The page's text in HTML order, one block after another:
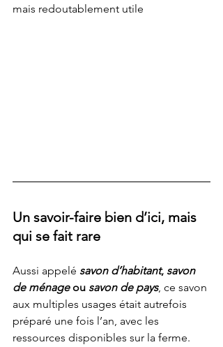
mais redoutablement utile
Un savoir-faire bien d’ici, mais
qui se fait rare
Aussi appelé savon d’habitant, savon
de ménage ou savon de pays, ce savon
aux multiples usages était autrefois
préparé une fois l’an, avec les
ressources disponibles sur la ferme.